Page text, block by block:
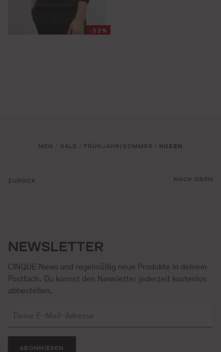
-33%
ZURÜCK
MEN SALE FRÜHJAHR/SOMMER HOSEN
NACH OBEN
NEWSLETTER
CINQUE News und regelmäßig neue Produkte in deinem
Postfach. Du kannst den Newsletter jederzeit kostenlos
abbestellen.
ABONNIEREN